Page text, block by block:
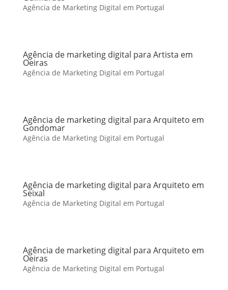
Agência de Marketing Digital em Portugal
Agência de marketing digital para Artista em
Oeiras
Agência de Marketing Digital em Portugal
Agência de marketing digital para Arquiteto em
Gondomar
Agência de Marketing Digital em Portugal
Agência de marketing digital para Arquiteto em
Seixal
Agência de Marketing Digital em Portugal
Agência de marketing digital para Arquiteto em
Oeiras
Agência de Marketing Digital em Portugal